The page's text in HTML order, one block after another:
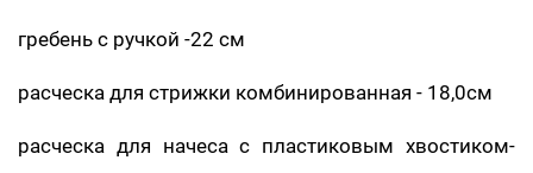
гребень с ручкой -22 см
расческа для стрижки комбинированная - 18,0см
расческа для начеса с пластиковым хвостиком-